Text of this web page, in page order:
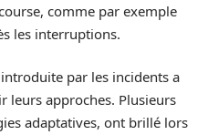
comme par exemple
les interruptions.
par les incidents a
leurs approches. Plusieurs
adaptatives, ont brillé lors